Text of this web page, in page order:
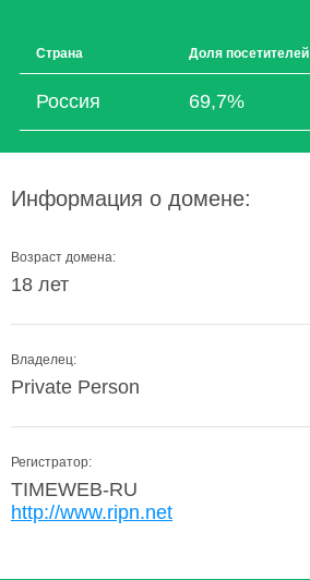
Страна Доля посетителей
Россия 69,7%
Информация о домене:
Возраст домена:
18 лет
Владелец:
Private Person
Регистратор:
TIMEWEB-RU
http://www.ripn.net